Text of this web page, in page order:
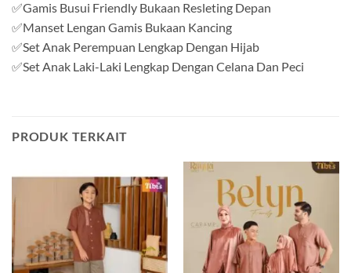
✅Gamis Busui Friendly Bukaan Resleting Depan
✅Manset Lengan Gamis Bukaan Kancing
✅Set Anak Perempuan Lengkap Dengan Hijab
✅Set Anak Laki-Laki Lengkap Dengan Celana Dan Peci
PRODUK TERKAIT